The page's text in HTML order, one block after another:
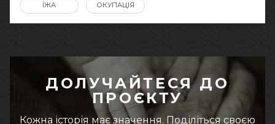
ЇЖА ОКУПАЦІЯ
ДОЛУЧАЙТЕСЯ ДО
ПРОЄКТУ
Кожна історія має значення. Поділіться своєю